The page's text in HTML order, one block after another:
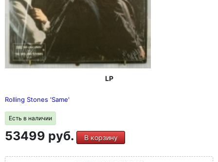
LP
Rolling Stones 'Same'
Есть в наличии
53499 руб. В корзину